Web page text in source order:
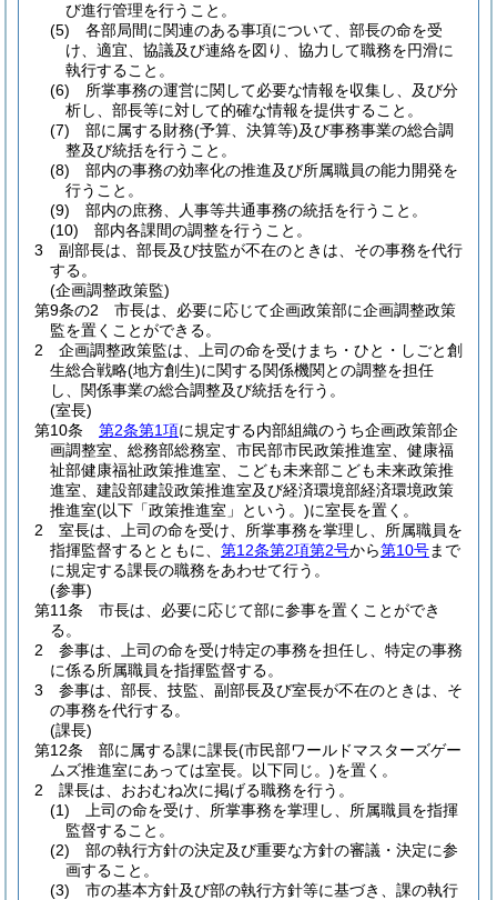
び進行管理を行うこと。
(5)
各部局間に関連のある事項について、部長の命を受
け、適宜、協議及び連絡を図り、協力して職務を円滑に
執行すること。
(6)
所掌事務の運営に関して必要な情報を収集し、及び分
析し、部長等に対して的確な情報を提供すること。
(7)
部に属する財務(予算、決算等)及び事務事業の総合調
整及び統括を行うこと。
(8)
部内の事務の効率化の推進及び所属職員の能力開発を
行うこと。
(9)
部内の庶務、人事等共通事務の統括を行うこと。
(10)
部内各課間の調整を行うこと。
3
副部長は、部長及び技監が不在のときは、その事務を代行
する。
(企画調整政策監)
第9条の2
市長は、必要に応じて企画政策部に企画調整政策
監を置くことができる。
2
企画調整政策監は、上司の命を受けまち・ひと・しごと創
生総合戦略(地方創生)に関する関係機関との調整を担任
し、関係事業の総合調整及び統括を行う。
(室長)
第10条
第2条第1項に規定する内部組織のうち企画政策部企
画調整室、総務部総務室、市民部市民政策推進室、健康福
祉部健康福祉政策推進室、こども未来部こども未来政策推
進室、建設部建設政策推進室及び経済環境部経済環境政策
推進室(以下「政策推進室」という。)に室長を置く。
2
室長は、上司の命を受け、所掌事務を掌理し、所属職員を
指揮監督するとともに、 第12条第2項第2号から第10号まで
に規定する課長の職務をあわせて行う。
(参事)
第11条
市長は、必要に応じて部に参事を置くことができ
る。
2
参事は、上司の命を受け特定の事務を担任し、特定の事務
に係る所属職員を指揮監督する。
3
参事は、部長、技監、副部長及び室長が不在のときは、そ
の事務を代行する。
(課長)
第12条
部に属する課に課長(市民部ワールドマスターズゲー
ムズ推進室にあっては室長。以下同じ。)を置く。
2
課長は、おおむね次に掲げる職務を行う。
(1)
上司の命を受け、所掌事務を掌理し、所属職員を指揮
監督すること。
(2)
部の執行方針の決定及び重要な方針の審議・決定に参
画すること。
(3)
市の基本方針及び部の執行方針等に基づき、課の執行